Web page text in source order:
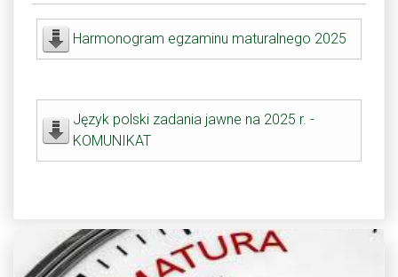
Harmonogram egzaminu maturalnego 2025
Język polski zadania jawne na 2025 r. -
KOMUNIKAT